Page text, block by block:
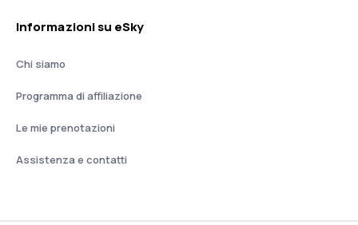
Informazioni su eSky
Chi siamo
Programma di affiliazione
Le mie prenotazioni
Assistenza e contatti